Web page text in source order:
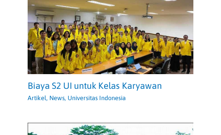
Biaya S2 UI untuk Kelas Karyawan
Artikel, News, Universitas Indonesia